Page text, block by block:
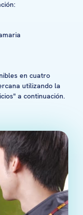
en cuatro
utilizando la
a continuación.